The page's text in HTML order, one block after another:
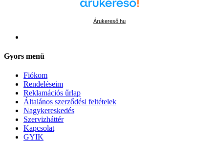
Árukereső.hu
Gyors menü
Fiókom
Rendeléseim
Reklamációs űrlap
Általános szerződési feltételek
Nagykereskedés
Szervizháttér
Kapcsolat
GYIK